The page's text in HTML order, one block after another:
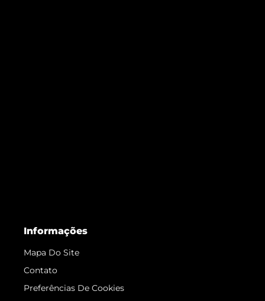
Informações
Mapa Do Site
Contato
Preferências De Cookies